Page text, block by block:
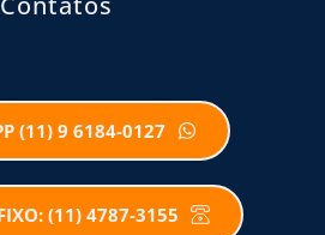
(11) 9 6184-0127
(11) 4787-3155